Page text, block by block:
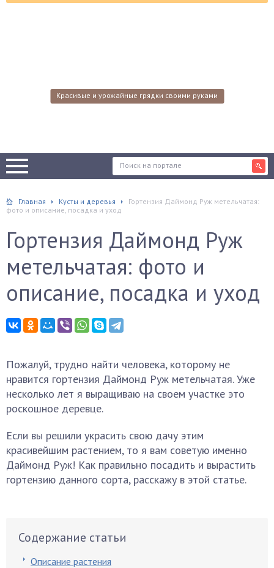
Красивые и урожайные грядки своими руками
Главная Кусты и деревья
Гортензия Даймонд Руж метельчатая:
фото и описание, посадка и уход
Гортензия Даймонд Руж
метельчатая: фото и
описание, посадка и уход
Пожалуй, трудно найти человека, которому не
нравится гортензия Даймонд Руж метельчатая. Уже
несколько лет я выращиваю на своем участке это
роскошное деревце.
Если вы решили украсить свою дачу этим
красивейшим растением, то я вам советую именно
Даймонд Руж! Как правильно посадить и вырастить
гортензию данного сорта, расскажу в этой статье.
Содержание статьи
Описание растения